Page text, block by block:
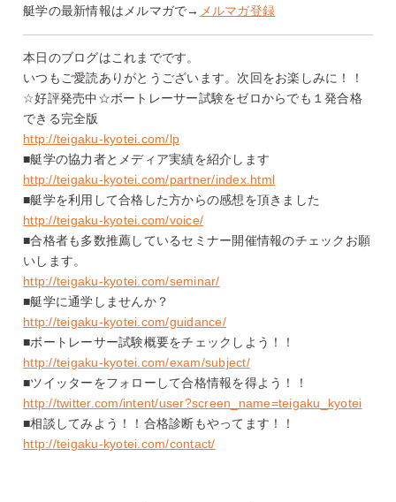
艇学の最新情報はメルマガで→ メルマガ登録
本日のブログはこれまでです。
いつもご愛読ありがとうございます。次回をお楽しみに！！
☆好評発売中☆ボートレーサー試験をゼロからでも１発合格
できる完全版
http://teigaku-kyotei.com/lp
■艇学の協力者とメディア実績を紹介します
http://teigaku-kyotei.com/partner/index.html
■艇学を利用して合格した方からの感想を頂きました
http://teigaku-kyotei.com/voice/
■合格者も多数推薦しているセミナー開催情報のチェックお願
いします。
http://teigaku-kyotei.com/seminar/
■艇学に通学しませんか？
http://teigaku-kyotei.com/guidance/
■ボートレーサー試験概要をチェックしよう！！
http://teigaku-kyotei.com/exam/subject/
■ツイッターをフォローして合格情報を得よう！！
http://twitter.com/intent/user?screen_name=teigaku_kyotei
■相談してみよう！！合格診断もやってます！！
http://teigaku-kyotei.com/contact/